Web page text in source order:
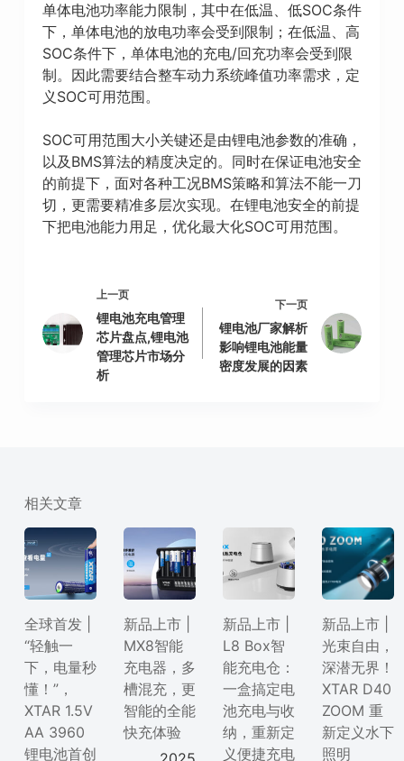
单体电池功率能力限制，其中在低温、低SOC条件
下，单体电池的放电功率会受到限制；在低温、高
SOC条件下，单体电池的充电/回充功率会受到限
制。因此需要结合整车动力系统峰值功率需求，定
义SOC可用范围。
SOC可用范围大小关键还是由锂电池参数的准确，
以及BMS算法的精度决定的。同时在保证电池安全
的前提下，面对各种工况BMS策略和算法不能一刀
切，更需要精准多层次实现。在锂电池安全的前提
下把电池能力用足，优化最大化SOC可用范围。
上一页
锂电池充电管理
芯片盘点,锂电池
管理芯片市场分
析
下一页
锂电池厂家解析
影响锂电池能量
密度发展的因素
相关文章
全球首发 |
“轻触一
下，电量秒
懂！”，
XTAR 1.5V
AA 3960
锂电池首创
新品上市 |
MX8智能
充电器，多
槽混充，更
智能的全能
快充体验
新品上市 |
L8 Box智
能充电仓：
一盒搞定电
池充电与收
纳，重新定
义便捷充电
新品上市 |
光束自由，
深潜无界！
XTAR D40
ZOOM 重
新定义水下
照明